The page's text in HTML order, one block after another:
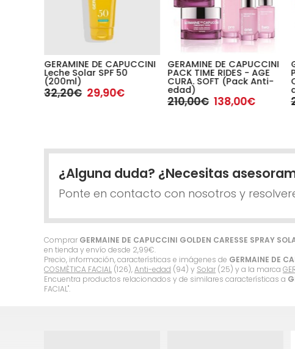
Comprar GERMAINE DE CAPUCCINI GOLDEN CARESSE SPRAY
en tienda y envío desde 2,99€.
Precio, información, características e imágenes de GERMAINE DE
COSMÈTICA FACIAL (126),Anti-edad (94) y Solar (25) y a la marca
Encuentra productos relacionados y de similares características a
FACIAL".
GERAMINE DE CAPUCCINI
Leche Solar SPF 50
(200ml)
32,20€ 29,90€
GERAMINE DE CAPUCCINI
PACK TIME RIDES - AGE
CURA. SOFT (Pack Anti-
edad)
210,00€ 138,00€
¿Alguna duda? ¿Necesitas
Ponte en contacto con nosotros y